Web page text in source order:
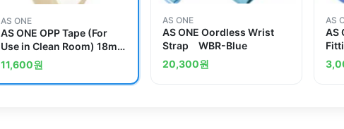
AS ONE
AS ONE OPP Tape (For
Use in Clean Room) 18mm
x 50m 4 Piecesand others
11,600원
AS ONE
AS ONE Oordless Wrist
Strap WBR-Blue
20,300원
AS
AS